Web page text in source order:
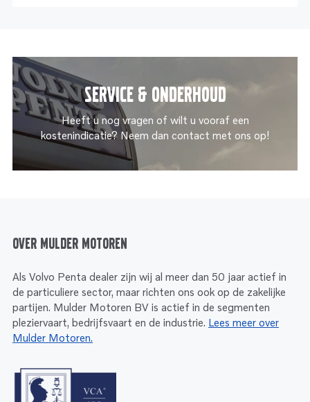
Service & onderhoud
Heeft u nog vragen of wilt u vooraf een
kostenindicatie? Neem dan contact met ons op!
Over Mulder Motoren
Als Volvo Penta dealer zijn wij al meer dan 50 jaar actief in
de particuliere sector, maar richten ons ook op de zakelijke
partijen. Mulder Motoren BV is actief in de segmenten
pleziervaart, bedrijfsvaart en de industrie. Lees meer over
Mulder Motoren.